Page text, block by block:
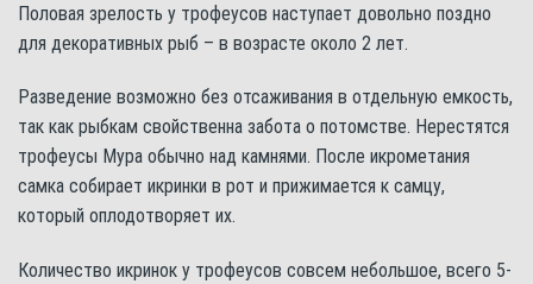
Половая зрелость у трофеусов наступает довольно поздно
для декоративных рыб – в возрасте около 2 лет.
Разведение возможно без отсаживания в отдельную емкость,
так как рыбкам свойственна забота о потомстве. Нерестятся
трофеусы Мура обычно над камнями. После икрометания
самка собирает икринки в рот и прижимается к самцу,
который оплодотворяет их.
Количество икринок у трофеусов совсем небольшое, всего 5-